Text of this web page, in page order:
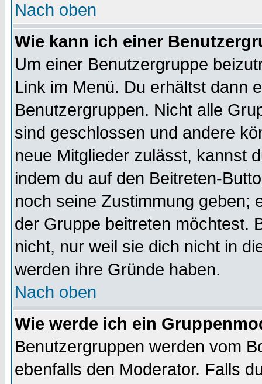
Nach oben
Wie kann ich einer
Um einer Benutzergruppe
Link im Menü. Du erhältst dann
Benutzergruppen. Nicht alle
sind geschlossen und andere
neue Mitglieder zulässt, kannst
indem du auf den Beitreten-
noch seine Zustimmung geben;
der Gruppe beitreten möchtest.
nicht, nur weil sie dich nicht in
werden ihre Gründe haben.
Nach oben
Wie werde ich ein
Benutzergruppen werden vom
ebenfalls den Moderator. Falls